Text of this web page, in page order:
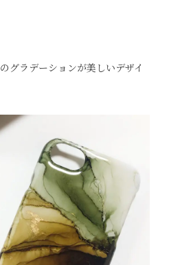
のグラデーションが美しいデザイ